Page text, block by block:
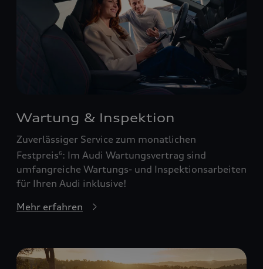
Wartung & Inspektion
Zuverlässiger Service zum monatlichen
Festpreis6: Im Audi Wartungsvertrag sind
umfangreiche Wartungs- und Inspektionsarbeiten
für Ihren Audi inklusive!
Mehr erfahren